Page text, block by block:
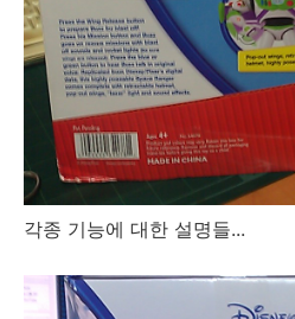
각종 기능에 대한 설명들...